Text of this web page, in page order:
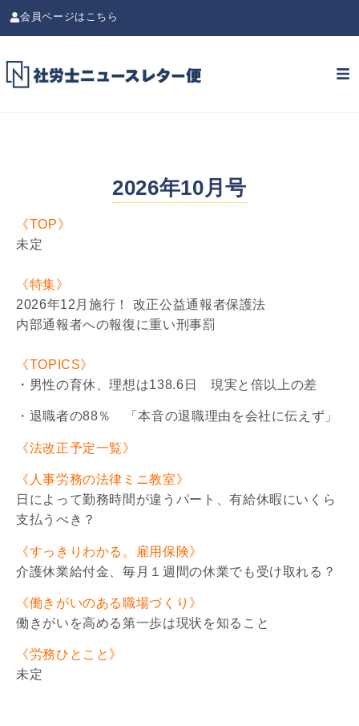
会員ページはこちら
2026年10月号
《TOP》
未定
《特集》
2026年12月施行！ 改正公益通報者保護法
内部通報者への報復に重い刑事罰
《TOPICS》
・男性の育休、理想は138.6日 現実と倍以上の差
・退職者の88％ 「本音の退職理由を会社に伝えず」
《法改正予定一覧》
《人事労務の法律ミニ教室》
日によって勤務時間が違うパート、有給休暇にいくら
支払うべき？
《すっきりわかる。雇用保険》
介護休業給付金、毎月１週間の休業でも受け取れる？
《働きがいのある職場づくり》
働きがいを高める第一歩は現状を知ること
《労務ひとこと》
未定